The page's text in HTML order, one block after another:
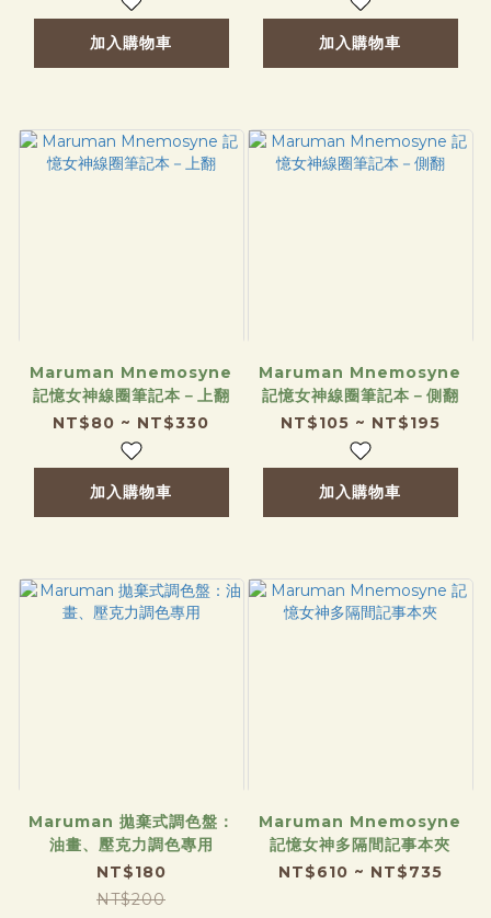
加入購物車 加入購物車
Maruman Mnemosyne
記憶女神線圈筆記本－上翻
NT$80 ~ NT$330
加入購物車
Maruman Mnemosyne
記憶女神線圈筆記本－側翻
NT$105 ~ NT$195
加入購物車
Maruman 拋棄式調色盤：
油畫、壓克力調色專用
NT$180
NT$200
Maruman Mnemosyne
記憶女神多隔間記事本夾
NT$610 ~ NT$735